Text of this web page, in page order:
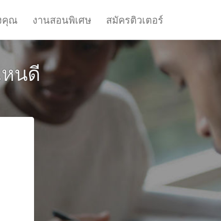
คุณ งานสอนพิเศษ สมัครติวเตอร์
นดี